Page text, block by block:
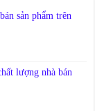
sản phẩm trên
lượng nhà bán